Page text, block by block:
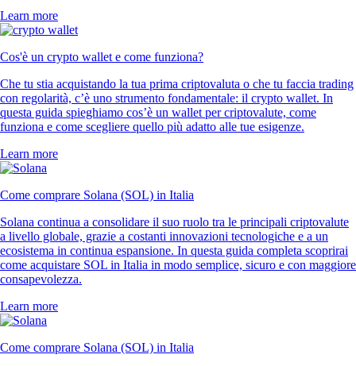
Learn more
Cos'è un crypto wallet e come funziona?
Che tu stia acquistando la tua prima criptovaluta o che tu faccia trading
con regolarità, c’è uno strumento fondamentale: il crypto wallet. In
questa guida spieghiamo cos’è un wallet per criptovalute, come
funziona e come scegliere quello più adatto alle tue esigenze.
Learn more
Come comprare Solana (SOL) in Italia
Solana continua a consolidare il suo ruolo tra le principali criptovalute
a livello globale, grazie a costanti innovazioni tecnologiche e a un
ecosistema in continua espansione. In questa guida completa scoprirai
come acquistare SOL in Italia in modo semplice, sicuro e con maggiore
consapevolezza.
Learn more
Come comprare Solana (SOL) in Italia